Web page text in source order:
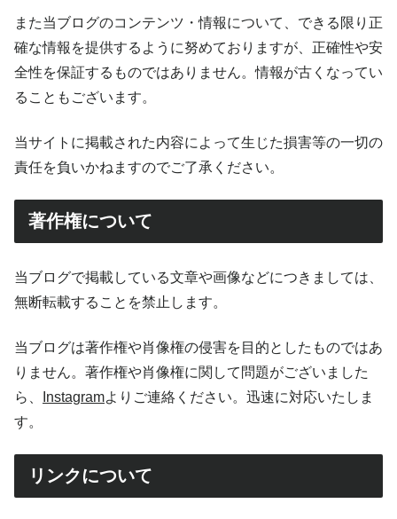
また当ブログのコンテンツ・情報について、できる限り正
確な情報を提供するように努めておりますが、正確性や安
全性を保証するものではありません。情報が古くなってい
ることもございます。
当サイトに掲載された内容によって生じた損害等の一切の
責任を負いかねますのでご了承ください。
著作権について
当ブログで掲載している文章や画像などにつきましては、
無断転載することを禁止します。
当ブログは著作権や肖像権の侵害を目的としたものではあ
りません。著作権や肖像権に関して問題がございました
ら、
Instagramよりご連絡ください。迅速に対応いたしま
す。
リンクについて